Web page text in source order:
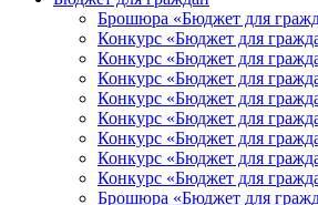
Брошюра «Бюджет для
Конкурс «Бюджет для
Конкурс «Бюджет для
Конкурс «Бюджет для
Конкурс «Бюджет для
Конкурс «Бюджет для
Конкурс «Бюджет для
Конкурс «Бюджет для
Конкурс «Бюджет для
Брошюра «Бюджет для